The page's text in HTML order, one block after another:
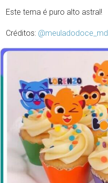
Este tema é puro alto astral!
Créditos: @meuladodoce_md